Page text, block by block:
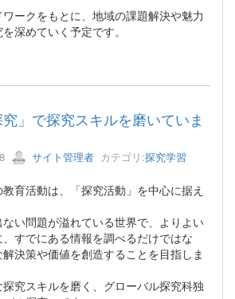
ークをもとに、地域の課題解決や魅力
深めていく予定です。
究」で探究スキルを磨いていま
サイト管理者 カテゴリ:探究学習
育活動は、「探究活動」を中心に据え
い問題が溢れている世界で、よりよい
すでにある情報を調べるだけではな
決策や価値を創造することを目指しま
究スキルを磨く、グローバル探究科独